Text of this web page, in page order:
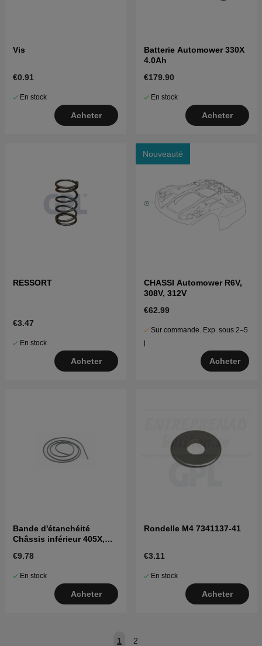
Vis
€0.91
En stock
Acheter
Batterie Automower 330X
4.0Ah
€179.90
En stock
Acheter
RESSORT
€3.47
En stock
Acheter
Nouveauté
CHASSI Automower R6V,
308V, 312V
€62.99
Sur commande. Exp. sous 2–5
j
Acheter
Bande d'étanchéité
Châssis inférieur 405X,
€9.78
En stock
Acheter
Rondelle M4 7341137-41
€3.11
En stock
Acheter
1 2